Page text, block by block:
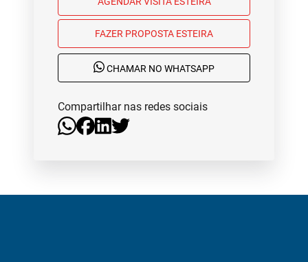
FAZER PROPOSTA ESTEIRA
CHAMAR NO WHATSAPP
Compartilhar nas redes sociais